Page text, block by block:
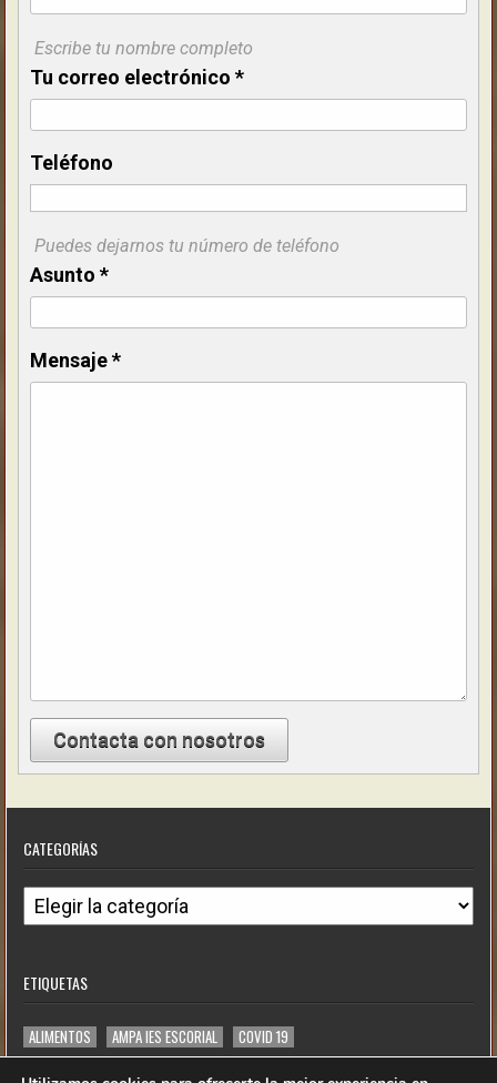
Escribe tu nombre completo
Tu correo electrónico*
Teléfono
Puedes dejarnos tu número de teléfono
Asunto*
Mensaje*
Contacta con nosotros
CATEGORÍAS
ETIQUETAS
ALIMENTOS AMPA IES ESCORIAL
COVID 19